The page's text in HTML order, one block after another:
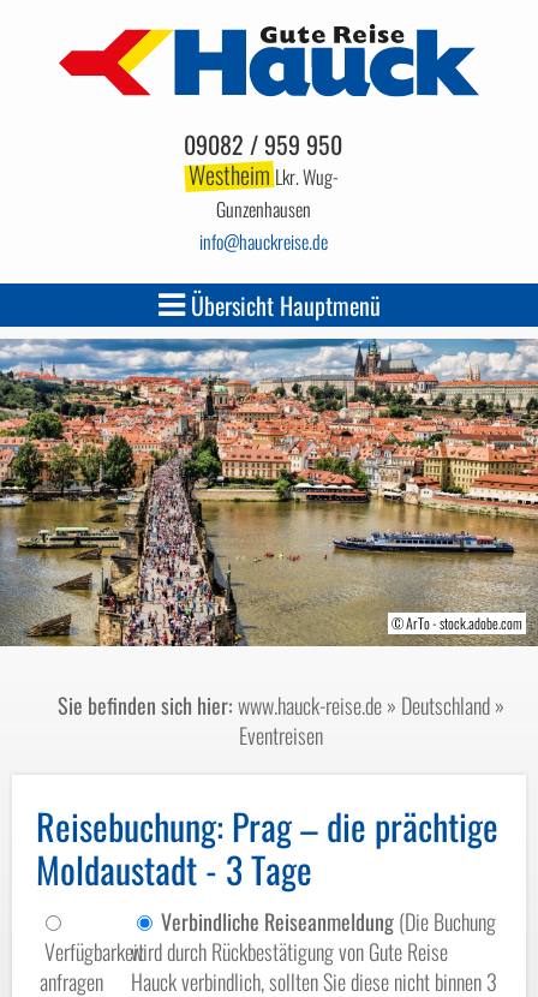
09082 / 959 950
WestheimLkr. Wug-
Gunzenhausen
info hauckreise.de
Übersicht Hauptmenü
© jovannig-stock.adobe.com
© andrzej2012-stock.adobe.com
© ArTo - stock.adobe.com
© Sergey Kelin-shutterstock.com/2013
© Jenifoto-fotolia.com
Sie befinden sich hier:www.hauck-reise.de» Deutschland»
Eventreisen
Reisebuchung: Prag – die prächtige
Moldaustadt - 3 Tage
Verfügbarkeit
anfragen
Verbindliche Reiseanmeldung(Die Buchung
wird durch Rückbestätigung von Gute Reise
Hauck verbindlich, sollten Sie diese nicht binnen 3